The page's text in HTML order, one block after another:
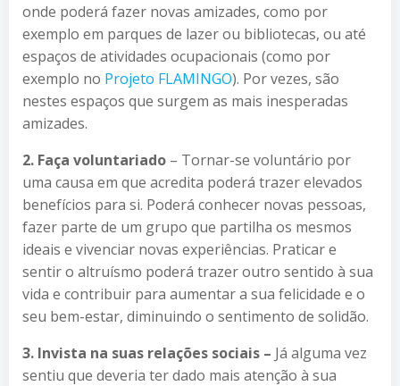
onde poderá fazer novas amizades, como por
exemplo em parques de lazer ou bibliotecas, ou até
espaços de atividades ocupacionais (como por
exemplo no Projeto FLAMINGO). Por vezes, são
nestes espaços que surgem as mais inesperadas
amizades.
2. Faça voluntariado – Tornar-se voluntário por
uma causa em que acredita poderá trazer elevados
benefícios para si. Poderá conhecer novas pessoas,
fazer parte de um grupo que partilha os mesmos
ideais e vivenciar novas experiências. Praticar e
sentir o altruísmo poderá trazer outro sentido à sua
vida e contribuir para aumentar a sua felicidade e o
seu bem-estar, diminuindo o sentimento de solidão.
3. Invista na suas relações sociais – Já alguma vez
sentiu que deveria ter dado mais atenção à sua